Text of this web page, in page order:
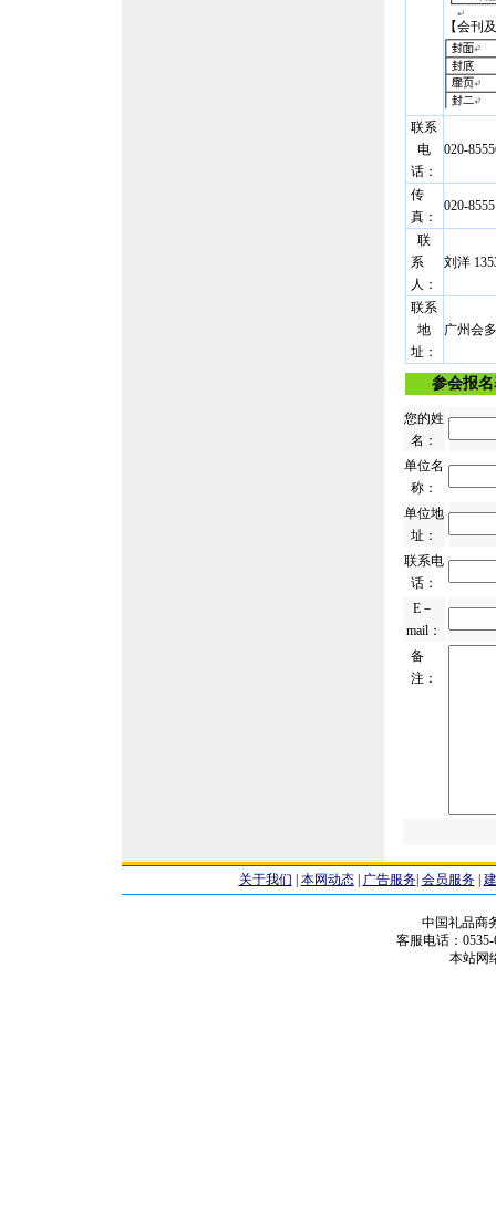
【会刊
联系
电
话：
020-
传
真：
020-
联
系
人：
刘洋
联系
地
址：
广州会
参会报名
您的姓
名：
单位名
称：
单位地
址：
联系电
话：
E－
mail：
备
注：
关于我们 本网动态| 广告服务| 会员服务|
中国礼品商
客服电话：
本站网